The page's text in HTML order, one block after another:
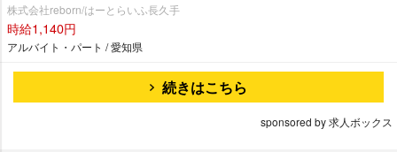
株式会社reborn/はーとらいふ長久手
時給1,140円
アルバイト・パート / 愛知県
続きはこちら
sponsored by 求人ボックス